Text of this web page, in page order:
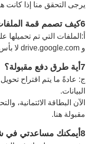
يرجى التحقق منا إذا كانت
6كيف تصمم قمة الملفات لك لطباعة بطاقات اللعب؟
أ:
و drive.google.com لا بأس بها بالنسبة لنا
7أية طرق دفع مقبولة؟
ج: عادةً ما يتم اقتراح تحويل
البيانات.
مقبولة هنا.
8أيمكنك مساعدتي في شحن البضائع من باب إلى باب؟